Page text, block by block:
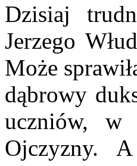
Dzisiaj
Jerzego
Może
dąbrowy
uczniów, w
Ojczyzny.